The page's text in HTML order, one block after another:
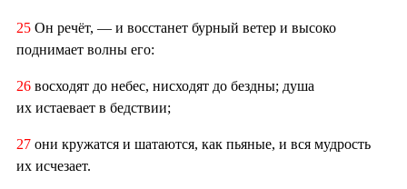
25 Он речёт, — и восстанет бурный ветер и высоко
поднимает волны его:
26 восходят до небес, нисходят до бездны; душа
их истаевает в бедствии;
27 они кружатся и шатаются, как пьяные, и вся мудрость
их исчезает.